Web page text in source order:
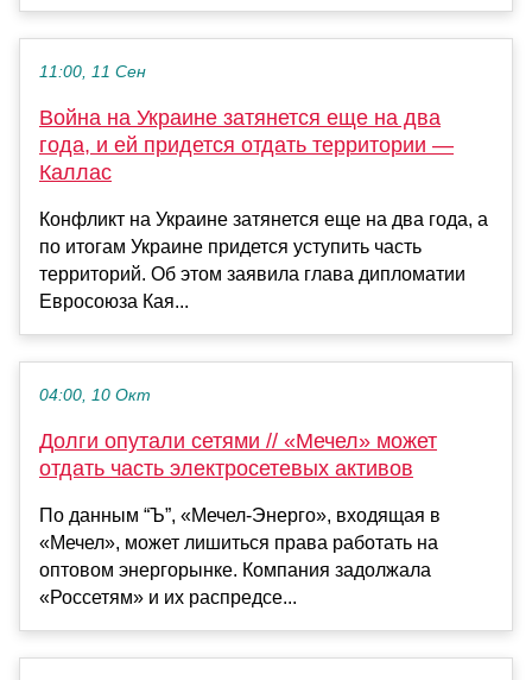
11:00, 11 Сен
Война на Украине затянется еще на два
года, и ей придется отдать территории —
Каллас
Конфликт на Украине затянется еще на два года, а
по итогам Украине придется уступить часть
территорий. Об этом заявила глава дипломатии
Евросоюза Кая...
04:00, 10 Окт
Долги опутали сетями // «Мечел» может
отдать часть электросетевых активов
По данным “Ъ”, «Мечел-Энерго», входящая в
«Мечел», может лишиться права работать на
оптовом энергорынке. Компания задолжала
«Россетям» и их распредсе...